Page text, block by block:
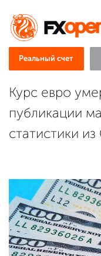
Реальный счет
Курс евро
публикации
статистики